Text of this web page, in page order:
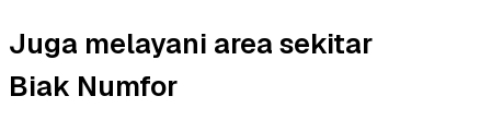
Juga melayani area sekitar
Biak Numfor